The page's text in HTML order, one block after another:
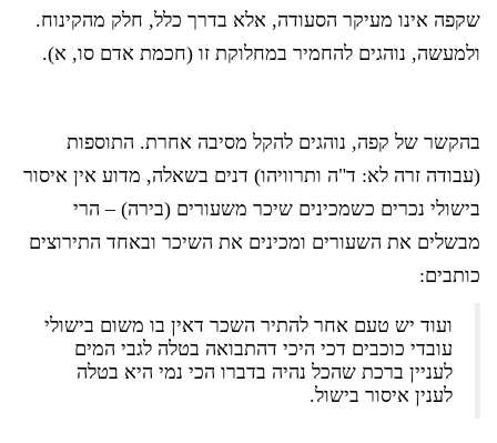
שקפה אינו מעיקר הסעודה, אלא בדרך כלל, חלק מהקינוח.
ולמעשה, נוהגים להחמיר במחלוקת זו (חכמת אדם סו, א).
בהקשר של קפה, נוהגים להקל מסיבה אחרת. התוספות
(עבודה זרה לא: ד"ה ותרוויהו) דנים בשאלה, מדוע אין איסור
בישולי נכרים כשמכינים שיכר משעורים (בירה) – הרי
מבשלים את השעורים ומכינים את השיכר ובאחד התירוצים
כותבים:
ועוד יש טעם אחר להתיר השכר דאין בו משום בישולי
עובדי כוכבים דכי היכי דהתבואה בטלה לגבי המים
לעניין ברכת שהכל נהיה בדברו הכי נמי היא בטלה
לענין איסור בישול.